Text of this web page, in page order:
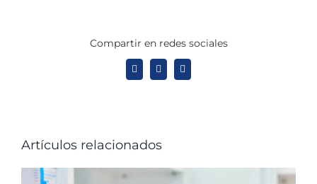
Compartir en redes sociales
X LinkedInWhatsApp
Artículos relacionados